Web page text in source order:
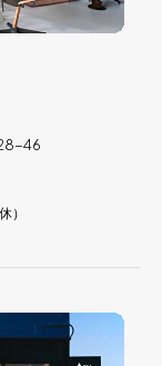
46
）